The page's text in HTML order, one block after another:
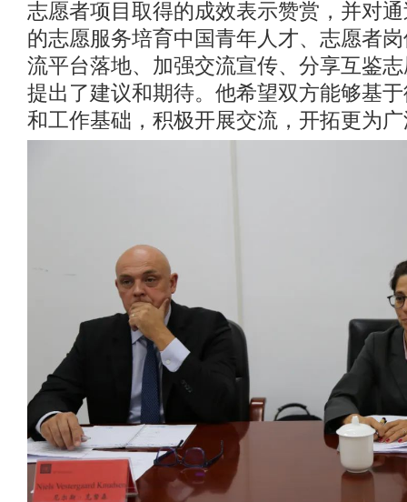
志愿者项目取得的成效表示赞赏，并对
的志愿服务培育中国青年人才、志愿者
流平台落地、加强交流宣传、分享互鉴
提出了建议和期待。他希望双方能够基
和工作基础，积极开展交流，开拓更为